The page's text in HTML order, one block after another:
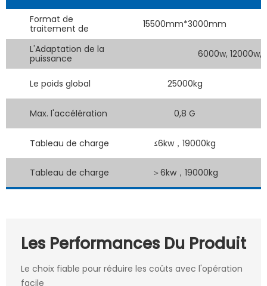
Format de
traitement de
15500mm*3000mm
L'Adaptation de la
puissance
6000w,
Le poids global 25000kg
Max. l'accélération 0,8 G
Tableau de charge ≤6kw，19000kg
Tableau de charge ＞6kw，19000kg
Les Performances Du Produit
Le choix fiable pour réduire les coûts avec l'opération
facile